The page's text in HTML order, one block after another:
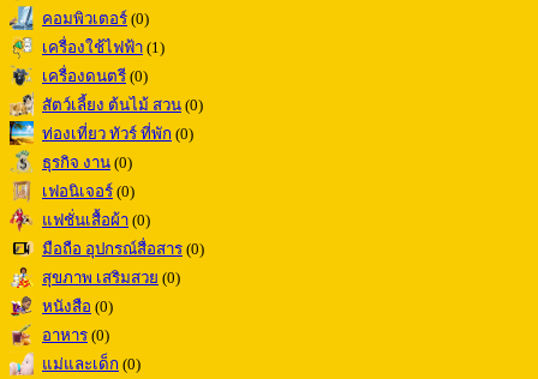
คอมพิวเตอร์ (0)
เครื่องใช้ไฟฟ้า (1)
เครื่องดนตรี (0)
สัตว์เลี้ยง ต้นไม้ สวน (0)
ท่องเที่ยว ทัวร์ ที่พัก (0)
ธุรกิจ งาน (0)
เฟอนิเจอร์ (0)
แฟชั่นเสื้อผ้า (0)
มือถือ อุปกรณ์สื่อสาร (0)
สุขภาพ เสริมสวย (0)
หนังสือ (0)
อาหาร (0)
แม่และเด็ก (0)